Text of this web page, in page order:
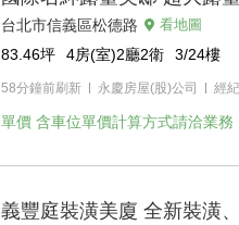
台北市信義區松德路 看地圖
83.46坪 4房(室)2廳2衛 3/24樓
58分鐘前刷新 永慶房屋(股)公司 經
單價 含車位單價計算方式請洽業務
義豐庭裝潢美廈 全新裝潢